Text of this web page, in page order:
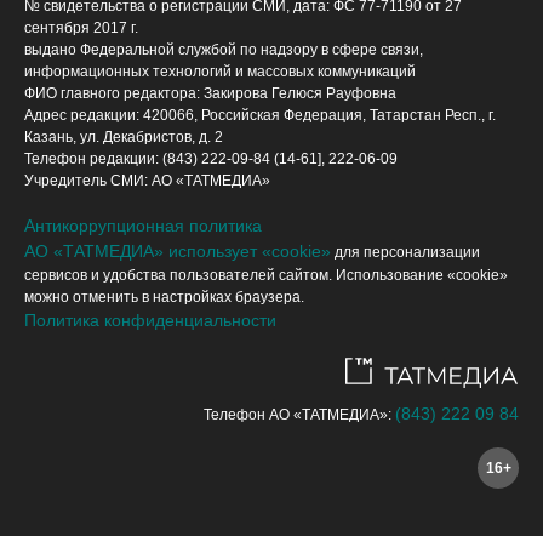
№ свидетельства о регистрации СМИ, дата: ФС 77-71190 от 27
сентября 2017 г.
выдано Федеральной службой по надзору в сфере связи,
информационных технологий и массовых коммуникаций
ФИО главного редактора: Закирова Гелюся Рауфовна
Адрес редакции: 420066, Российская Федерация, Татарстан Респ., г.
Казань, ул. Декабристов, д. 2
Телефон редакции: (843) 222-09-84 (14-61], 222-06-09
Учредитель СМИ: АО «ТАТМЕДИА»
Антикоррупционная политика
АО «ТАТМЕДИА» использует «cookie» для персонализации
сервисов и удобства пользователей сайтом. Использование «cookie»
можно отменить в настройках браузера.
Политика конфиденциальности
Телефон АО «ТАТМЕДИА»: (843) 222 09 84
16+